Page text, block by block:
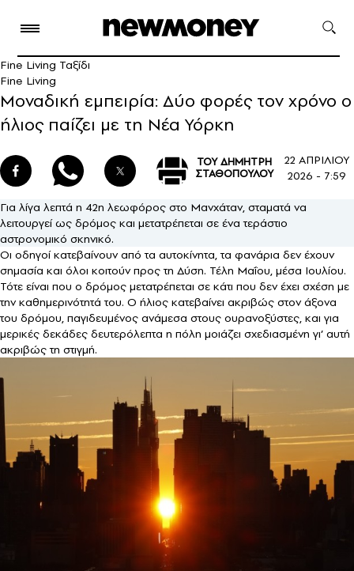
Fine Living Ταξίδι
Fine Living
Μοναδική εμπειρία: Δύο φορές τον χρόνο ο
ήλιος παίζει με τη Νέα Υόρκη
ΤΟΥ ΔΗΜΗΤΡΗ
ΣΤΑΘΟΠΟΥΛΟΥ
22 ΑΠΡΙΛΙΟΥ
2026 - 7:59
Για λίγα λεπτά η 42η λεωφόρος στο Μανχάταν, σταματά να
λειτουργεί ως δρόμος και μετατρέπεται σε ένα τεράστιο
αστρονομικό σκηνικό.
Οι οδηγοί κατεβαίνουν από τα αυτοκίνητα, τα φανάρια δεν έχουν
σημασία και όλοι κοιτούν προς τη Δύση. Τέλη Μαΐου, μέσα Ιουλίου.
Τότε είναι που ο δρόμος μετατρέπεται σε κάτι που δεν έχει σχέση με
την καθημερινότητά του. Ο ήλιος κατεβαίνει ακριβώς στον άξονα
του δρόμου, παγιδευμένος ανάμεσα στους ουρανοξύστες, και για
μερικές δεκάδες δευτερόλεπτα η πόλη μοιάζει σχεδιασμένη γι’ αυτή
ακριβώς τη στιγμή.